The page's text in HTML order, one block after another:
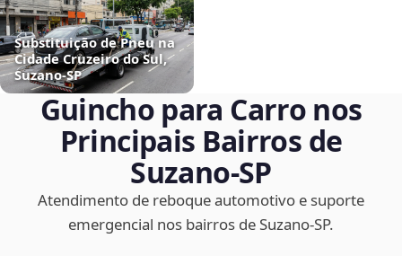
Substituição de Pneu na
Cidade Cruzeiro do Sul,
Suzano‑SP
Guincho para Carro nos
Principais Bairros de
Suzano‑SP
Atendimento de reboque automotivo e suporte
emergencial nos bairros de Suzano‑SP.